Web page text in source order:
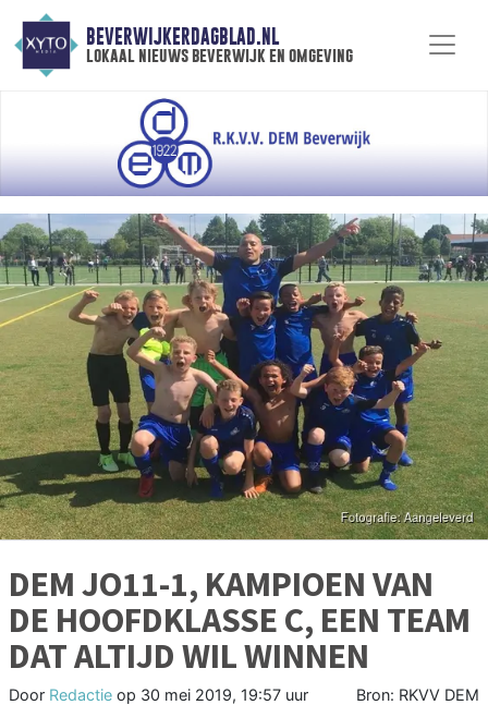
BEVERWIJKERDAGBLAD.NL
lokaal nieuws beverwijk en omgeving
DEM JO11-1, KAMPIOEN VAN
DE HOOFDKLASSE C, EEN TEAM
DAT ALTIJD WIL WINNEN
Door Redactie op 30 mei 2019, 19:57 uur Bron: RKVV DEM